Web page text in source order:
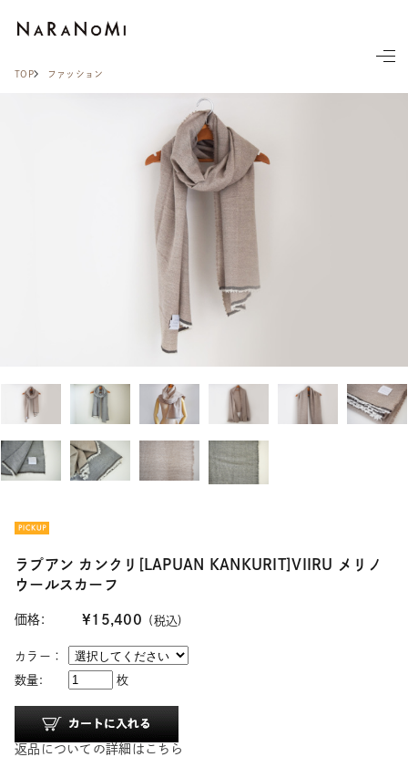
TOP ファッション
ラプアン カンクリ[LAPUAN KANKURIT]VIIRU メリノ
ウールスカーフ
価格: ¥15,400 (税込)
カラー：
数量:
枚
返品についての詳細はこちら